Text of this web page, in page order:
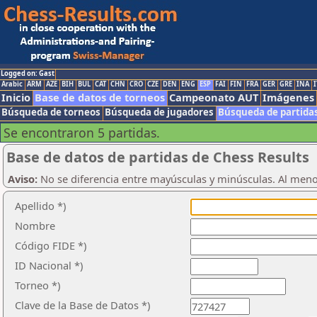
Logged on: Gast
Arabic ARM AZE BIH BUL CAT CHN CRO CZE DEN ENG ESP FAI FIN FRA GER GRE INA
Inicio Base de datos de torneos Campeonato AUT Imágenes
Búsqueda de torneos Búsqueda de jugadores Búsqueda de
Se encontraron 5 partidas.
Base de datos de partidas de Chess Results
Aviso: No se diferencia entre mayúsculas y minúsculas. Al
Apellido *)
Nombre
Código FIDE *)
ID Nacional *)
Torneo *)
Clave de la Base de Datos *)